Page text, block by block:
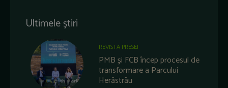
Ultimele știri
REVISTA PRESEI
PMB și FCB încep procesul de
transformare a Parcului
Herăstrău